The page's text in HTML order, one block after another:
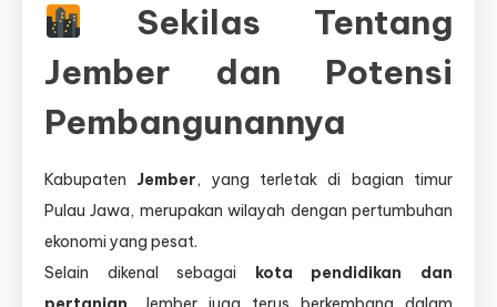
Sekilas Tentang
Jember dan Potensi
Pembangunannya
Kabupaten Jember, yang terletak di bagian timur
Pulau Jawa, merupakan wilayah dengan pertumbuhan
ekonomi yang pesat.
Selain dikenal sebagai kota pendidikan dan